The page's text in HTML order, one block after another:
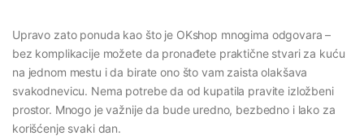
Upravo zato ponuda kao što je OKshop mnogima odgovara –
bez komplikacije možete da pronađete praktične stvari za kuću
na jednom mestu i da birate ono što vam zaista olakšava
svakodnevicu. Nema potrebe da od kupatila pravite izložbeni
prostor. Mnogo je važnije da bude uredno, bezbedno i lako za
korišćenje svaki dan.